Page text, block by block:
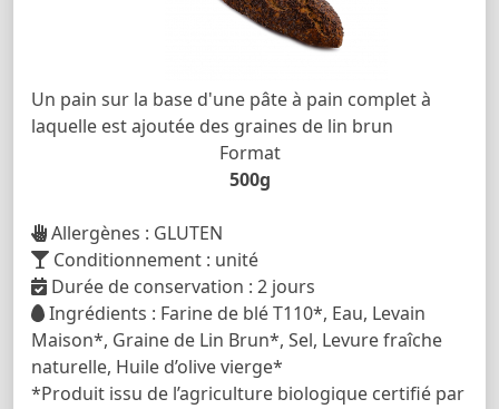
Un pain sur la base d'une pâte à pain complet à
laquelle est ajoutée des graines de lin brun
Format
500g
Allergènes : GLUTEN
Conditionnement : unité
Durée de conservation : 2 jours
Ingrédients : Farine de blé T110*, Eau, Levain
Maison*, Graine de Lin Brun*, Sel, Levure fraîche
naturelle, Huile d’olive vierge*
*Produit issu de l’agriculture biologique certifié par